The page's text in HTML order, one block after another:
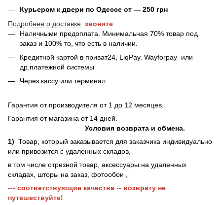
Курьером к двери по Одессе от — 250 грн
Подробнее о доставке звоните
Наличными предоплата. Минимальная 70% товар под
заказ и 100% то, что есть в наличии.
Кредитной картой в приват24, LiqPay. Wayforpay или
др.платежной системы
Через кассу или терминал.
Гарантия от производителя от 1 до 12 месяцев.
Гарантия от магазина от 14 дней.
Условия возврата и обмена.
1) Товар, который заказывается для заказчика индивидуально
или привозится с удаленных складов,
в том числе отрезной товар, аксессуары на удаленных
складах, шторы на заказ, фотообои ,
--- соответствующие качества -- возврату не
путешествуйте!